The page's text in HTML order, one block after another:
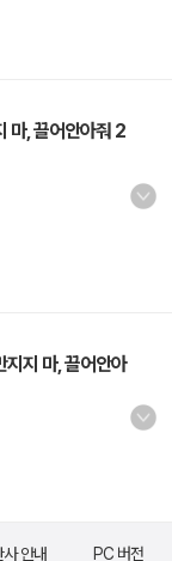
마, 끌어안아줘 2
지 마, 끌어안아
사 안내 PC 버전